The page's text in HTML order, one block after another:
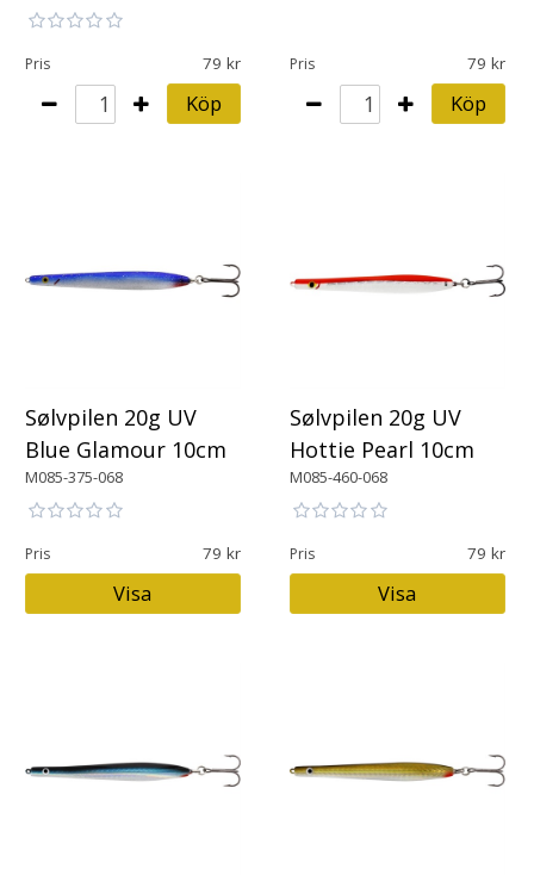
Pris 79
Köp
Pris 79
Köp
Sølvpilen 20g UV
Blue Glamour 10cm
M085-375-068
Pris 79
Visa
Sølvpilen 20g UV
Hottie Pearl 10cm
M085-460-068
Pris 79
Visa